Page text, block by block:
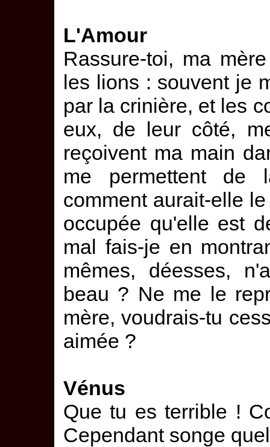
L'Amour
Rassure-toi, ma
les lions : souvent je
par la crinière, et les
eux, de leur côté,
reçoivent ma main
me permettent de
comment aurait-elle
occupée qu'elle est
mal fais-je en
mêmes, déesses,
beau ? Ne me le
mère, voudrais-tu
aimée ?
Vénus
Que tu es terrible !
Cependant songe